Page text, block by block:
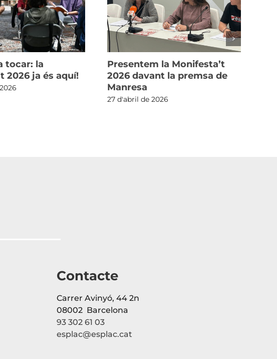
tocar: la
2026 ja és aquí!
Presentem la Monifesta’t
2026 davant la premsa de
Manresa
27 d'abril de 2026
Contacte
Carrer Avinyó, 44 2n
08002 Barcelona
93 302 61 03
esplac@esplac.cat